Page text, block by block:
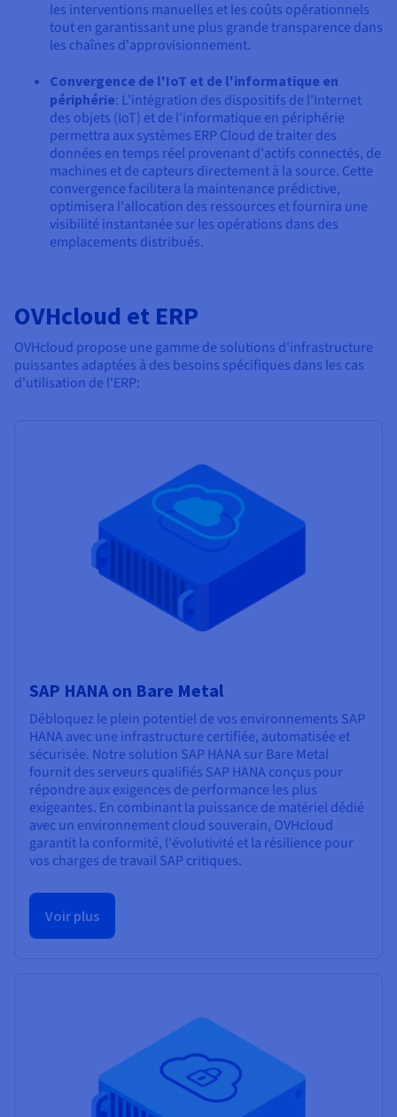
les interventions manuelles et les coûts opérationnels
tout en garantissant une plus grande transparence dans
les chaînes d'approvisionnement.
Convergence de l'IoT et de l'informatique en
périphérie: L'intégration des dispositifs de l'Internet
des objets (IoT) et de l'informatique en périphérie
permettra aux systèmes ERP Cloud de traiter des
données en temps réel provenant d'actifs connectés, de
machines et de capteurs directement à la source. Cette
convergence facilitera la maintenance prédictive,
optimisera l'allocation des ressources et fournira une
visibilité instantanée sur les opérations dans des
emplacements distribués.
OVHcloud et ERP
OVHcloud propose une gamme de solutions d'infrastructure
puissantes adaptées à des besoins spécifiques dans les cas
d'utilisation de l'ERP:
SAP HANA on Bare Metal
Débloquez le plein potentiel de vos environnements SAP
HANA avec une infrastructure certifiée, automatisée et
sécurisée. Notre solution SAP HANA sur Bare Metal
fournit des serveurs qualifiés SAP HANA conçus pour
répondre aux exigences de performance les plus
exigeantes. En combinant la puissance de matériel dédié
avec un environnement cloud souverain, OVHcloud
garantit la conformité, l'évolutivité et la résilience pour
vos charges de travail SAP critiques.
Voir plus